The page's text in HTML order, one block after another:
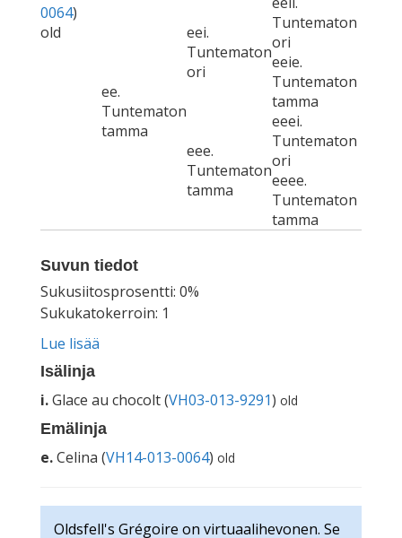
0064)
old
ee.
Tuntematon
tamma
eei.
Tuntematon
ori
Tuntematon
ori
eeie.
Tuntematon
tamma
eee.
Tuntematon
tamma
eeei.
Tuntematon
ori
eeee.
Tuntematon
tamma
Suvun tiedot
Sukusiitosprosentti: 0%
Sukukatokerroin: 1
Lue lisää
Isälinja
i.Glace au chocolt (VH03-013-9291) old
Emälinja
e.Celina (VH14-013-0064) old
Oldsfell's Grégoire on virtuaalihevonen. Se